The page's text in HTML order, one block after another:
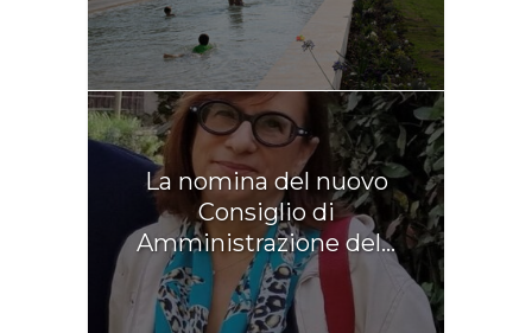
La nomina del nuovo
Consiglio di
Amministrazione del...